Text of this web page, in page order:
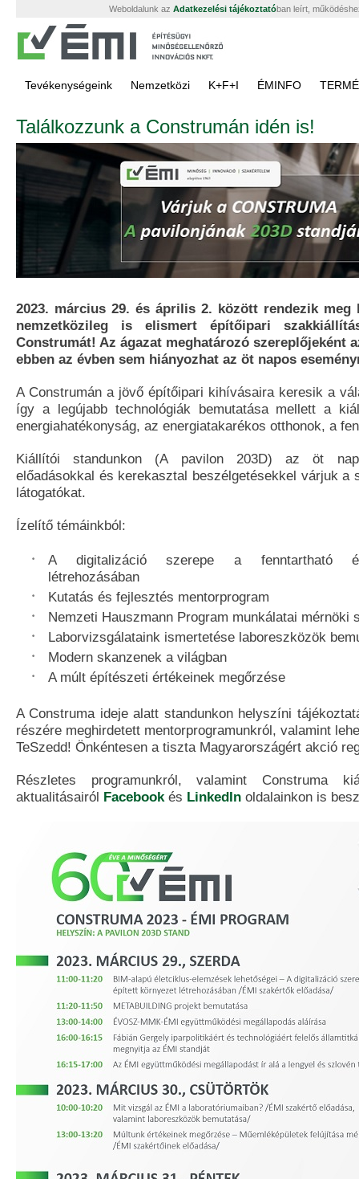
Weboldalunk az Adatkezelési tájékoztatóban leírt,
Tevékenységeink Nemzetközi K+F+I ÉMINFO
Találkozzunk a Construmán idén is!
2023. március 29. és április 2. között rendezik meg
nemzetközileg is elismert építőipari
Construmát! Az ágazat meghatározó szereplőjeként
ebben az évben sem hiányozhat az öt napos
A Construmán a jövő építőipari kihívásaira keresik a
így a legújabb technológiák bemutatása mellett a
energiahatékonyság, az energiatakarékos otthonok, a
Kiállítói standunkon (A pavilon 203D) az öt
előadásokkal és kerekasztal beszélgetésekkel várjuk a
látogatókat.
Ízelítő témáinkból:
A digitalizáció szerepe a fenntartható
létrehozásában
Kutatás és fejlesztés mentorprogram
Nemzeti Hauszmann Program munkálatai mérnöki
Laborvizsgálataink ismertetése laboreszközök
Modern skanzenek a világban
A múlt építészeti értékeinek megőrzése
A Construma ideje alatt standunkon helyszíni
részére meghirdetett mentorprogramunkról, valamint
TeSzedd! Önkéntesen a tiszta Magyarországért akció
Részletes programunkról, valamint Construma
aktualitásairól Facebookés LinkedIn oldalainkon is